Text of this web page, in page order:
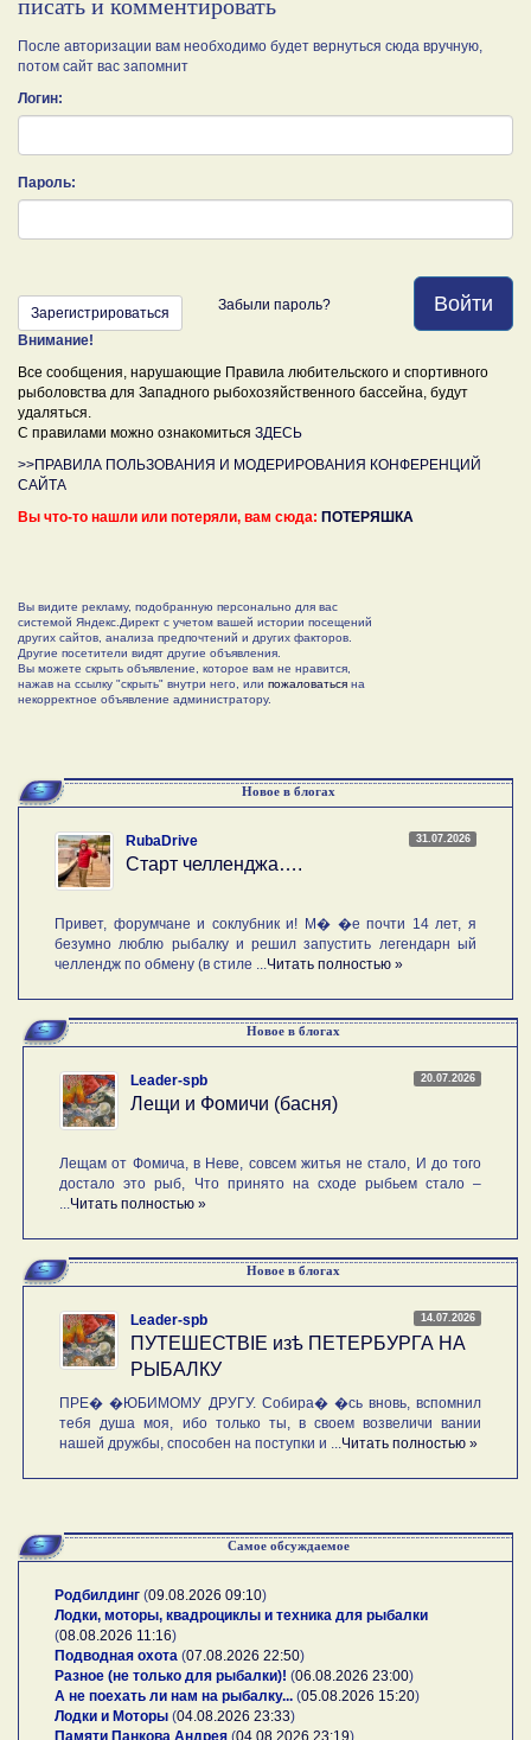
писать и комментировать
После авторизации вам необходимо будет вернуться сюда вручную,
потом сайт вас запомнит
Логин:
Пароль:
Войти
Зарегистрироваться Забыли пароль?
Внимание!
Все сообщения, нарушающие Правила любительского и спортивного
рыболовства для Западного рыбохозяйственного бассейна, будут
удаляться.
С правилами можно ознакомиться ЗДЕСЬ
>>ПРАВИЛА ПОЛЬЗОВАНИЯ И МОДЕРИРОВАНИЯ КОНФЕРЕНЦИЙ
САЙТА
Вы что-то нашли или потеряли, вам сюда: ПОТЕРЯШКА
Вы видите рекламу, подобранную персонально для вас
системой Яндекс.Директ с учетом вашей истории посещений
других сайтов, анализа предпочтений и других факторов.
Другие посетители видят другие объявления.
Вы можете скрыть объявление, которое вам не нравится,
нажав на ссылку "скрыть" внутри него, или пожаловаться на
некорректное объявление администратору.
Новое в блогах
31.07.2026
RubaDrive
Старт челленджа….
Привет, форумчане и соклубник и! М� �е почти 14 лет, я
безумно люблю рыбалку и решил запустить легендарн ый
челлендж по обмену (в стиле ... Читать полностью »
Новое в блогах
20.07.2026
Leader-spb
Лещи и Фомичи (басня)
Лещам от Фомича, в Неве, совсем житья не стало, И до того
достало это рыб, Что принято на сходе рыбьем стало –
Читать полностью »
Новое в блогах
14.07.2026
Leader-spb
ПУТЕШЕСТВIE изѣ ПЕТЕРБУРГА НА
РЫБАЛКУ
ПРЕ� �ЮБИМОМУ ДРУГУ. Собира� �сь вновь, вспомнил
тебя душа моя, ибо только ты, в своем возвеличи вании
нашей дружбы, способен на поступки и ... Читать полностью »
Самое обсуждаемое
Родбилдинг (09.08.2026 09:10)
Лодки, моторы, квадроциклы и техника для рыбалки
(08.08.2026 11:16)
Подводная охота (07.08.2026 22:50)
Разное (не только для рыбалки)! (06.08.2026 23:00)
А не поехать ли нам на рыбалку... (05.08.2026 15:20)
Лодки и Моторы (04.08.2026 23:33)
Памяти Панкова Андрея (04.08.2026 23:19)